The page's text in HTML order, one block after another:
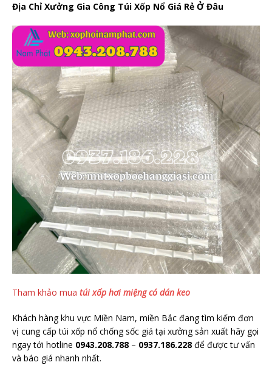
Địa Chỉ Xưởng Gia Công Túi Xốp Nổ Giá Rẻ Ở Đâu
Tham khảo mua túi xốp hơi miệng có dán keo
Khách hàng khu vực Miền Nam, miền Bắc đang tìm kiếm đơn
vị cung cấp túi xốp nổ chống sốc giá tại xưởng sản xuất hãy gọi
ngay tới hotline 0943.208.788 – 0937.186.228 để được tư vấn
và báo giá nhanh nhất.